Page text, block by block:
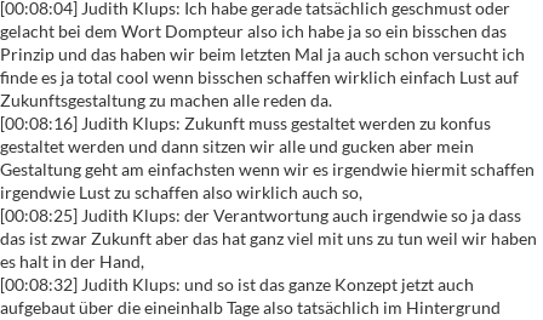
[00:08:04] Judith Klups: Ich habe gerade tatsächlich geschmust oder
gelacht bei dem Wort Dompteur also ich habe ja so ein bisschen das
Prinzip und das haben wir beim letzten Mal ja auch schon versucht ich
finde es ja total cool wenn bisschen schaffen wirklich einfach Lust auf
Zukunftsgestaltung zu machen alle reden da.
[00:08:16] Judith Klups: Zukunft muss gestaltet werden zu konfus
gestaltet werden und dann sitzen wir alle und gucken aber mein
Gestaltung geht am einfachsten wenn wir es irgendwie hiermit schaffen
irgendwie Lust zu schaffen also wirklich auch so,
[00:08:25] Judith Klups: der Verantwortung auch irgendwie so ja dass
das ist zwar Zukunft aber das hat ganz viel mit uns zu tun weil wir haben
es halt in der Hand,
[00:08:32] Judith Klups: und so ist das ganze Konzept jetzt auch
aufgebaut über die eineinhalb Tage also tatsächlich im Hintergrund